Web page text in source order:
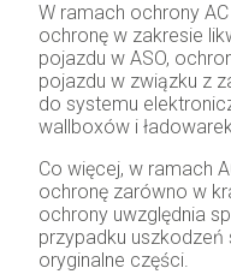
W ramach ochrony
ochronę w zakresie
pojazdu w ASO,
pojazdu w związku z
do systemu
wallboxów i
Co więcej, w ramach
ochronę zarówno w
ochrony uwzględnia
przypadku uszkodzeń
oryginalne części.